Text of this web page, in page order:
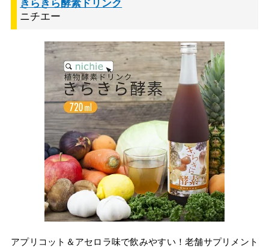
きらきら酵素ドリンク
ニチエー
アプリコット＆アセロラ味で飲みやすい！老舗サプリメント